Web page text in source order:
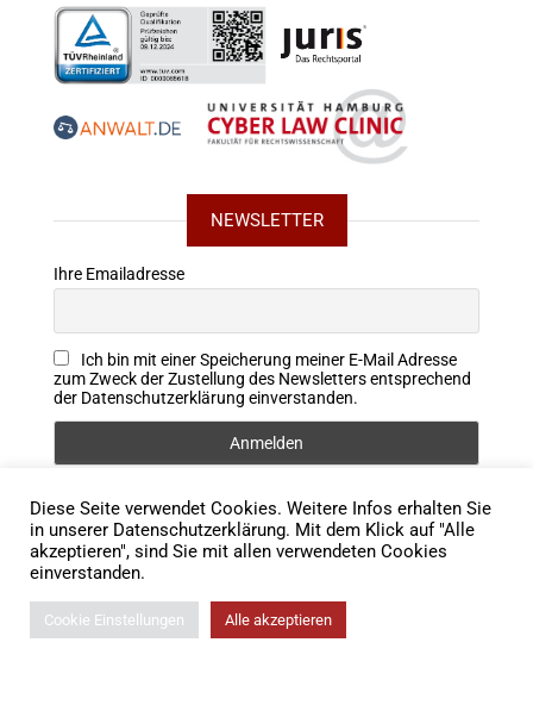
NEWSLETTER
Ihre Emailadresse
Ich bin mit einer Speicherung meiner E-Mail Adresse
zum Zweck der Zustellung des Newsletters entsprechend
der Datenschutzerklärung einverstanden.
FOLLOW US
Diese Seite verwendet Cookies. Weitere Infos erhalten Sie
in unserer Datenschutzerklärung. Mit dem Klick auf "Alle
akzeptieren", sind Sie mit allen verwendeten Cookies
einverstanden.
Cookie Einstellungen Alle akzeptieren